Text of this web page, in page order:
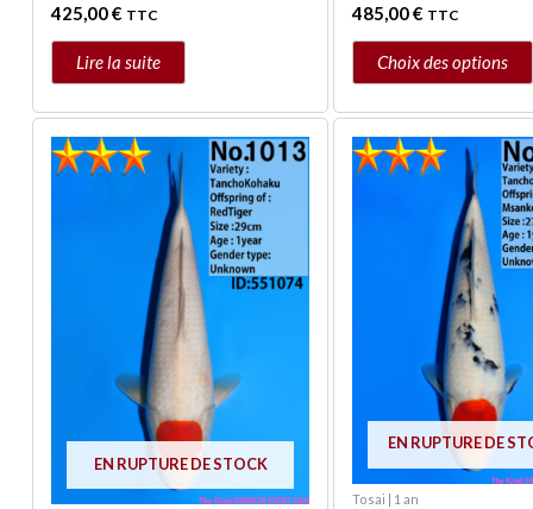
425,00€ TTC
Lire la suite
485,00€ TTC
Choix des options
EN RUPTURE DE STOCK
EN RUPTURE DE
Tosai | 1 an